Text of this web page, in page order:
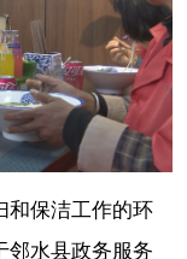
和保洁工作的环
邻水县政务服务